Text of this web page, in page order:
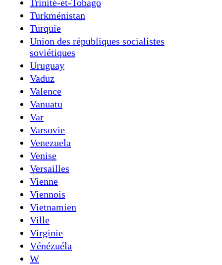
Trinité-et-Tobago
Turkménistan
Turquie
Union des républiques socialistes
soviétiques
Uruguay
Vaduz
Valence
Vanuatu
Var
Varsovie
Venezuela
Venise
Versailles
Vienne
Viennois
Vietnamien
Ville
Virginie
Vénézuéla
W